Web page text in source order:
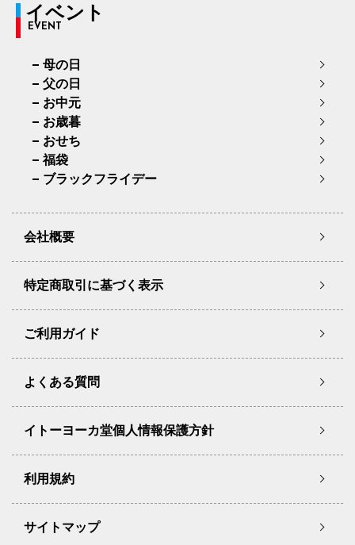
イベント
EVENT
母の日
父の日
お中元
お歳暮
おせち
福袋
ブラックフライデー
会社概要
特定商取引に基づく表示
ご利用ガイド
よくある質問
イトーヨーカ堂個人情報保護方針
利用規約
サイトマップ